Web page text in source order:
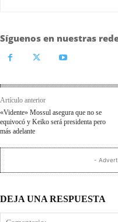
Síguenos en nuestras
Artículo anterior
«Vidente» Mossul asegura que no se
equivocó y Keiko será presidenta pero
más adelante
-
DEJA UNA RESPUESTA